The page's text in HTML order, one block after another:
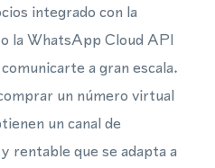
integrado con la
la WhatsApp Cloud API
a gran escala.
un número virtual
un canal de
rentable que se adapta a